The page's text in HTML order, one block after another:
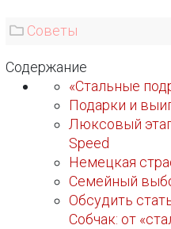
Советы
Содержание
«Стальные
Подарки и
Люксовый
Speed
Немецкая
Семейный
Обсудить
Собчак: от